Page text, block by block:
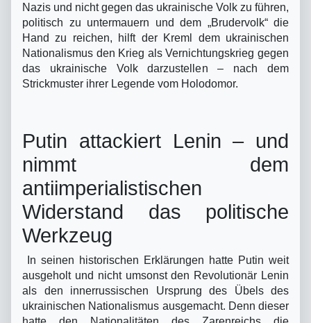
Nazis und nicht gegen das ukrainische Volk zu führen,
politisch zu untermauern und dem „Brudervolk“ die
Hand zu reichen, hilft der Kreml dem ukrainischen
Nationalismus den Krieg als Vernichtungskrieg gegen
das ukrainische Volk darzustellen – nach dem
Strickmuster ihrer Legende vom Holodomor.
Putin attackiert Lenin – und
nimmt dem
antiimperialistischen
Widerstand das politische
Werkzeug
In seinen historischen Erklärungen hatte Putin weit
ausgeholt und nicht umsonst den Revolutionär Lenin
als den innerrussischen Ursprung des Übels des
ukrainischen Nationalismus ausgemacht. Denn dieser